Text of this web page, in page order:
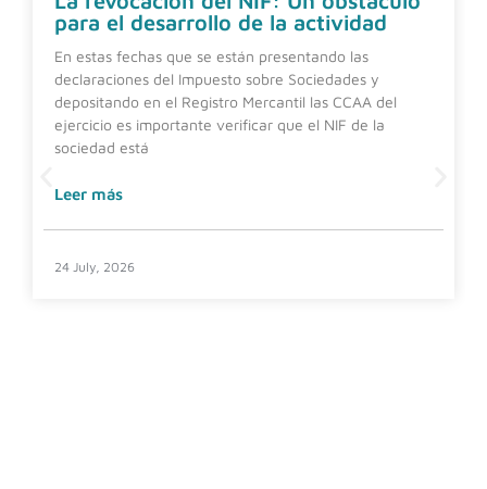
para el desarrollo de la actividad
En estas fechas que se están presentando las
declaraciones del Impuesto sobre Sociedades y
depositando en el Registro Mercantil las CCAA del
ejercicio es importante verificar que el NIF de la
sociedad está
Leer más
24 July, 2026